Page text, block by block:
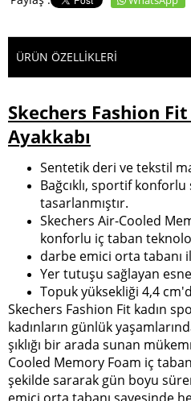
ÜRÜN ÖZELLIKLERI
Skechers Fashion Fit
Ayakkabı
Sentetik deri ve tekstil
Bağcıklı, sportif konforlu
tasarlanmıştır.
Skechers Air-Cooled
konforlu iç taban
darbe emici orta tabanı
Yer tutuşu sağlayan
Topuk yüksekliği 4,4
Skechers Fashion Fit kadın
kadınların günlük
şıklığı bir arada sunan
Cooled Memory Foam iç
şekilde sararak gün boyu